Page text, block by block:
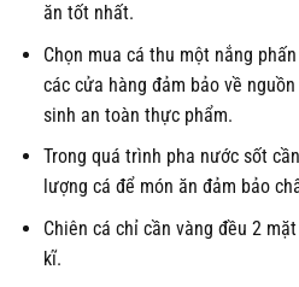
ăn tốt nhất.
Chọn mua cá thu một nắng
các cửa hàng đảm bảo về
sinh an toàn thực phẩm.
Trong quá trình pha nước sốt
lượng cá để món ăn đảm bảo
Chiên cá chỉ cần vàng đều 2
kĩ.